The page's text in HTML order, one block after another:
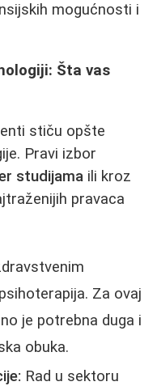
mogućnosti i
Šta vas
stiču opšte
Pravi izbor
studijama ili kroz
pravaca
Za ovaj
je potrebna duga i
obuka.
Rad u sektoru